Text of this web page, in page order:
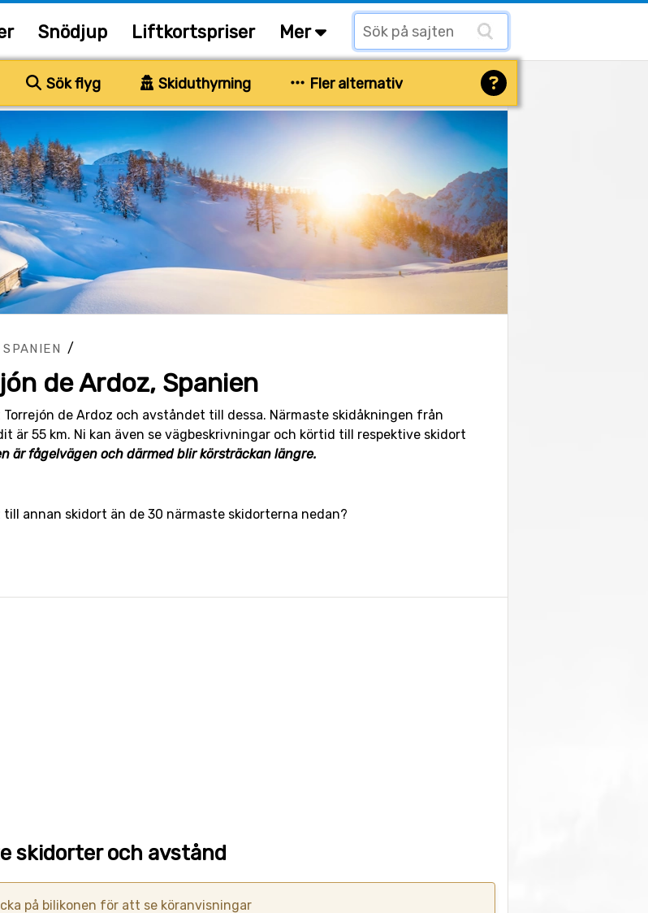
Snödjup Liftkortspriser Mer
Sök flyg Skiduthyrning Fler alternativ
SPANIEN /
de Ardoz, Spanien
de Ardoz och avståndet till dessa. Närmaste skidåkningen från
är 55 km. Ni kan även se vägbeskrivningar och körtid till respektive skidort
är fågelvägen och därmed blir körsträckan längre.
annan skidort än de 30 närmaste skidorterna nedan?
skidorter och avstånd
på bilikonen för att se köranvisningar